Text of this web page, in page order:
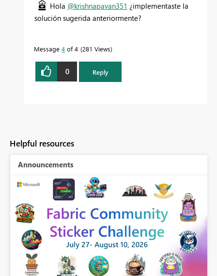
Hola @krishnapavan351 ¿implementaste la
solución sugerida anteriormente?
Message 4 of 4 281 Views
0 Reply
Helpful resources
Announcements